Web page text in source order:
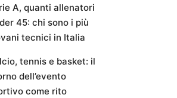
A, quanti allenatori
45: chi sono i più
tecnici in Italia
tennis e basket: il
dell’evento
come rito